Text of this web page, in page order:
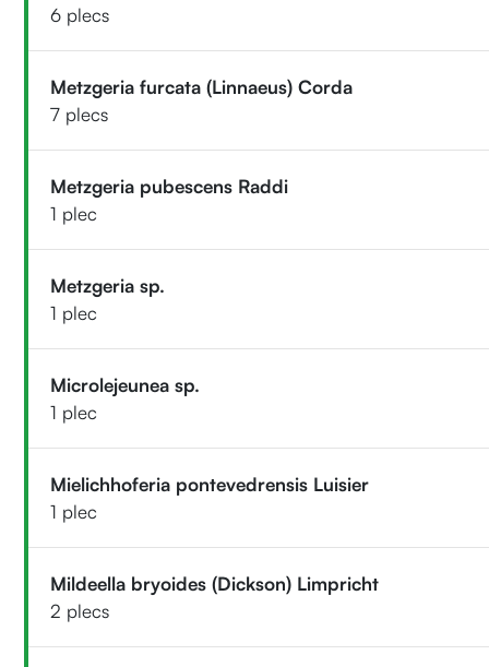
6 plecs
Metzgeria furcata (Linnaeus) Corda
7 plecs
Metzgeria pubescens Raddi
1 plec
Metzgeria sp.
1 plec
Microlejeunea sp.
1 plec
Mielichhoferia pontevedrensis Luisier
1 plec
Mildeella bryoides (Dickson) Limpricht
2 plecs